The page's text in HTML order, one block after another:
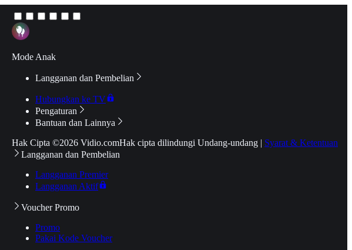
Mode Anak
Langganan dan Pembelian
Hubungkan ke TV
Pengaturan
Bantuan dan Lainnya
Hak Cipta ©2026 Vidio.comHak cipta dilindungi Undang-undang | Syarat & Ketentuan
Langganan dan Pembelian
Langganan Premier
Langganan Aktif
Voucher Promo
Promo
Pakai Kode Voucher